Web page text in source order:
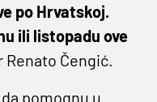
po Hrvatskoj.
ili listopadu ove
Čengić.
pomognu u